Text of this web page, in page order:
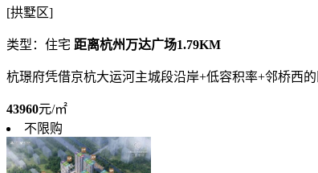
[拱墅区]
类型：住宅 距离杭州万达广场1.79KM
杭璟府凭借京杭大运河主城段沿岸+低容积率+邻桥西
43960元/㎡
不限购